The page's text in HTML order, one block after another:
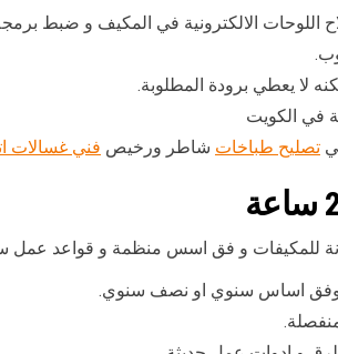
اللوحات الالكترونية في المكيف و ضبط
لا يعطي برودة المطلوبة.
تصليح طباخات شاطر ورخيص فني غسالات
للمكيفات و فق اسس منظمة و قواعد عمل